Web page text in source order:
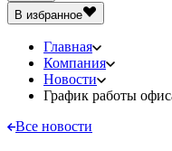
В избранное
Главная
Компания
Новости
График работы
Все новости